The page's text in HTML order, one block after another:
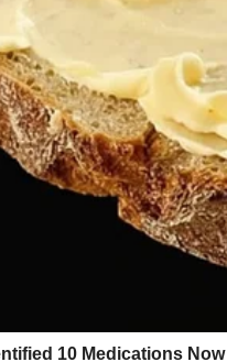
Mlad Mesec može doneti
prijateljsku energiju, ali
mentalnu povezanost pre
nije opcija.
odnos zaslužujete, jer bez
MLADOG